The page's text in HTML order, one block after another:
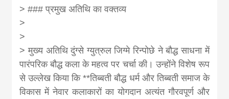
> ### प्रमुख अतिथि का वक्तव्य
>
>
> मुख्य अतिथि दुंग्से ग्युत्रुल जिग्मे रिन्पोछे ने बौद्ध साधना में
पारंपरिक बौद्ध कला के महत्व पर चर्चा की। उन्होंने विशेष रूप
से उल्लेख किया कि **तिब्बती बौद्ध धर्म और तिब्बती समाज के
विकास में नेवार कलाकारों का योगदान अत्यंत गौरवपूर्ण और